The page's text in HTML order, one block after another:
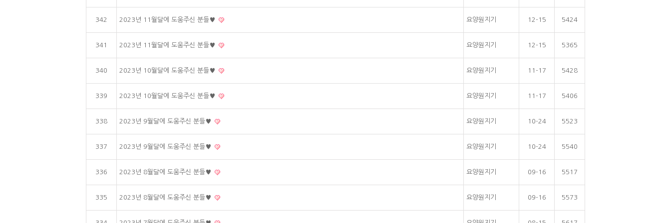
342 2023년 11월달에 도움주신 분들♥ 요양원지기 12-15 5424
341 2023년 11월달에 도움주신 분들♥ 요양원지기 12-15 5365
340 2023년 10월달에 도움주신 분들♥ 요양원지기 11-17 5428
339 2023년 10월달에 도움주신 분들♥ 요양원지기 11-17 5406
338 2023년 9월달에 도움주신 분들♥ 요양원지기 10-24 5523
337 2023년 9월달에 도움주신 분들♥ 요양원지기 10-24 5540
336 2023년 8월달에 도움주신 분들♥ 요양원지기 09-16 5517
335 2023년 8월달에 도움주신 분들♥ 요양원지기 09-16 5573